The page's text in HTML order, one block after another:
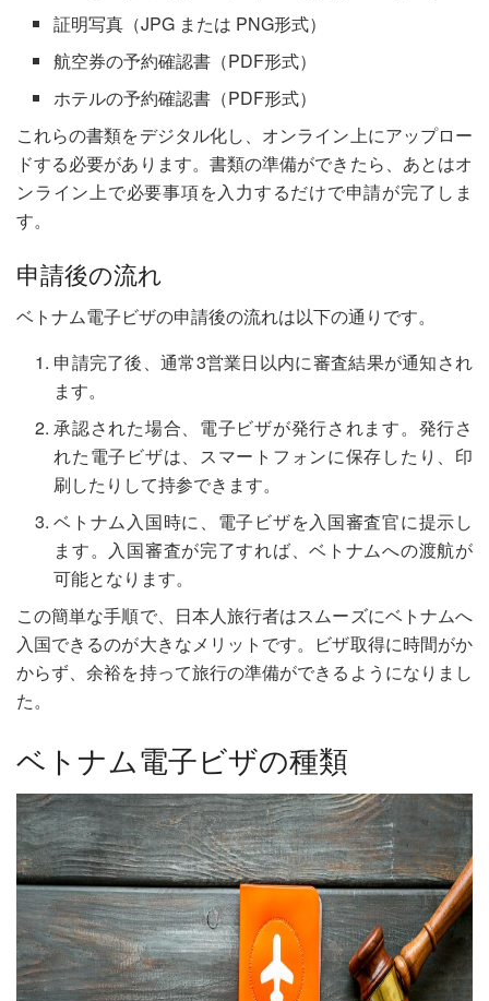
証明写真（JPG または PNG形式）
航空券の予約確認書（PDF形式）
ホテルの予約確認書（PDF形式）
これらの書類をデジタル化し、オンライン上にアップロー
ドする必要があります。書類の準備ができたら、あとはオ
ンライン上で必要事項を入力するだけで申請が完了しま
す。
申請後の流れ
ベトナム電子ビザの申請後の流れは以下の通りです。
申請完了後、通常3営業日以内に審査結果が通知され
ます。
承認された場合、電子ビザが発行されます。発行さ
れた電子ビザは、スマートフォンに保存したり、印
刷したりして持参できます。
ベトナム入国時に、電子ビザを入国審査官に提示し
ます。入国審査が完了すれば、ベトナムへの渡航が
可能となります。
この簡単な手順で、日本人旅行者はスムーズにベトナムへ
入国できるのが大きなメリットです。ビザ取得に時間がか
からず、余裕を持って旅行の準備ができるようになりまし
た。
ベトナム電子ビザの種類